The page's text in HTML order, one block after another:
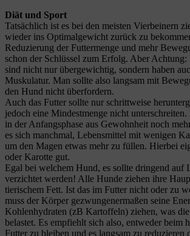
Diät und Sport
Tatsächlich ist es bei den meisten Vierbeinern
wieder ins Optimalgewicht zurück zu
Reduzierung der Futtermenge und mehr
schon der Schlüssel zum Erfolg. Aber
sind nicht nur übergewichtig, sondern haben
Muskulatur. Man sollte also langsam mit
den Hund nicht überfordern.
Auch das Futter sollte nur schrittweise
jedoch eine Mindestmenge nicht
in der Anfangsphase aus Gewohnheit noch
es sich manchmal, Lebensmittel mit wenigen
um den Magen etwas mehr zu füllen. Hierbei
oder Karotte gut.
Egal bei welchem Hund, es sollte dringend auf
verzichtet werden! Alle Hunde ziehen ihre
tierischem Fett. Ist das im Futter nicht oder zu
muss der Körper gezwungenermaßen seine
Kohlenhydraten (zB Kartoffeln) ziehen, was
belastet. Es empfiehlt sich also, entweder beim
Futter zu bleiben und es langsam zu reduzieren